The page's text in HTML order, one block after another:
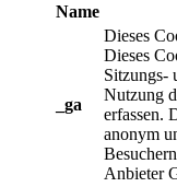
Name
_ga
Dieses
Dieses
Sitzungs-
Nutzung
erfassen.
anonym
Anbieter